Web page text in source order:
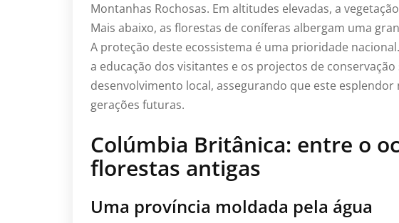
Montanhas Rochosas. Em altitudes elevadas, a
Mais abaixo, as florestas de coníferas albergam uma
A proteção deste ecossistema é uma prioridade
a educação dos visitantes e os projectos de
desenvolvimento local, assegurando que este
gerações futuras.
Colúmbia Britânica: entre o
florestas antigas
Uma província moldada pela água